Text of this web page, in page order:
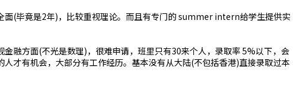
面(毕竟是2年)，比较重视理论。而且有专门的 summer intern给学生提供实
金融方面(不光是数理)，很难申请，班里只有30来个人，录取率 5%以下，会
才有机会，大部分有工作经历。基本没有从大陆(不包括香港)直接录取过本